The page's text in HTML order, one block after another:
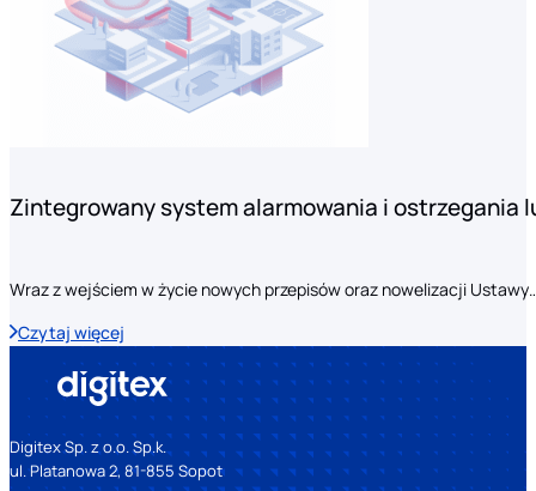
Zintegrowany system alarmowania i ostrzegania
Wraz z wejściem w życie nowych przepisów oraz nowelizacji
Czytaj więcej
Digitex Sp. z o.o. Sp.k.
ul. Platanowa 2, 81-855 Sopot